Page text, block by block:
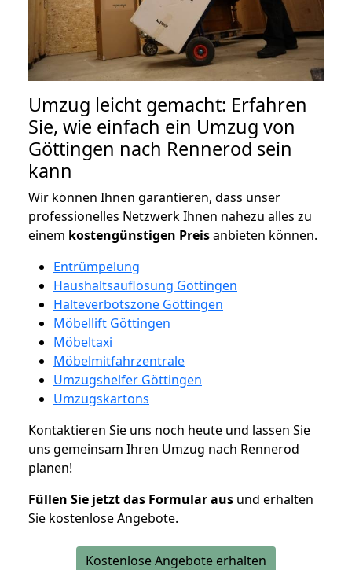
Umzug leicht gemacht: Erfahren
Sie, wie einfach ein Umzug von
Göttingen nach Rennerod sein
kann
Wir können Ihnen garantieren, dass unser
professionelles Netzwerk Ihnen nahezu alles zu
einem kostengünstigen Preisanbieten können.
Entrümpelung
Haushaltsauflösung Göttingen
Halteverbotszone Göttingen
Möbellift Göttingen
Möbeltaxi
Möbelmitfahrzentrale
Umzugshelfer Göttingen
Umzugskartons
Kontaktieren Sie uns noch heute und lassen Sie
uns gemeinsam Ihren Umzug nach Rennerod
planen!
Füllen Sie jetzt das Formular aus und erhalten
Sie kostenlose Angebote.
Kostenlose Angebote erhalten